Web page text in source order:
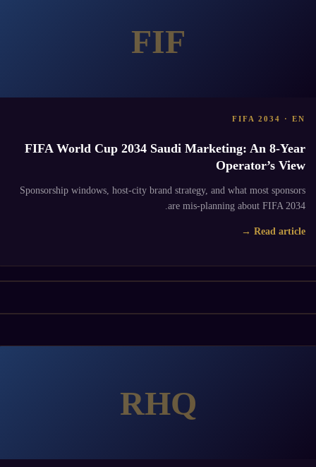
FIF
FIFA 2034 · EN
FIFA World Cup 2034 Saudi Marketing: An 8-Year
Operator’s View
Sponsorship windows, host-city brand strategy, and what most sponsors
are mis-planning about FIFA 2034.
Read article →
RHQ